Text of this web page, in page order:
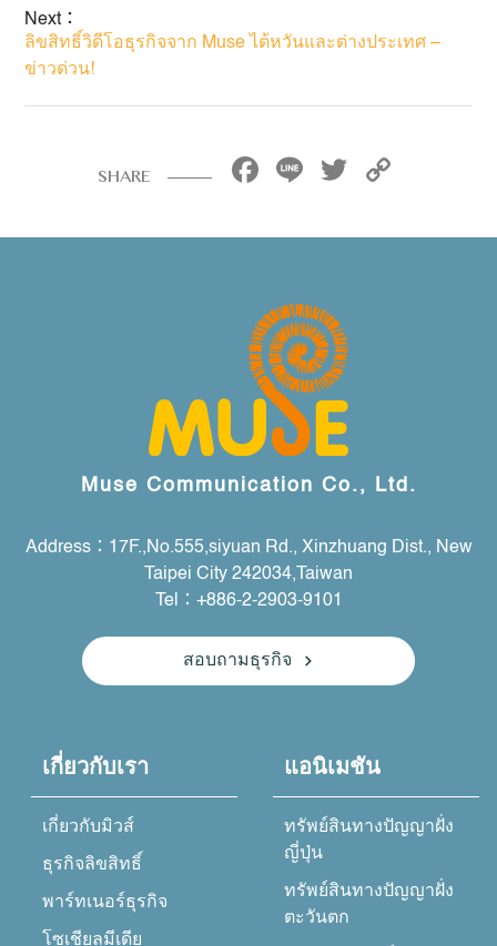
Next：
ลิขสิทธิ์วิดีโอธุรกิจจาก Muse ไต้หวันและต่างประเทศ –
ข่าวด่วน!
SHARE Facebook
LineTwitter
Muse Communication Co., Ltd.
Address：17F.,No.555,siyuan Rd., Xinzhuang Dist., New
Taipei City 242034,Taiwan
Tel：+886-2-2903-9101
สอบถามธุรกิจ
เกี่ยวกับเรา
เกี่ยวกับมิวส์
ธุรกิจลิขสิทธิ์
พาร์ทเนอร์ธุรกิจ
โซเชียลมีเดีย
แอนิเมชัน
ทรัพย์สินทางปัญญาฝั่ง
ญี่ปุ่น
ทรัพย์สินทางปัญญาฝั่ง
ตะวันตก